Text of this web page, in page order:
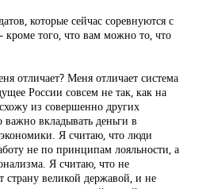
которые сейчас соревнуются с
кроме того, что вам можно то, что
отличает? Меня отличает система
России совсем не так, как на
из совершенно других
вкладывать деньги в
Я считаю, что люди
не по принципам лояльности, а
Я считаю, что не
страну великой державой, и не